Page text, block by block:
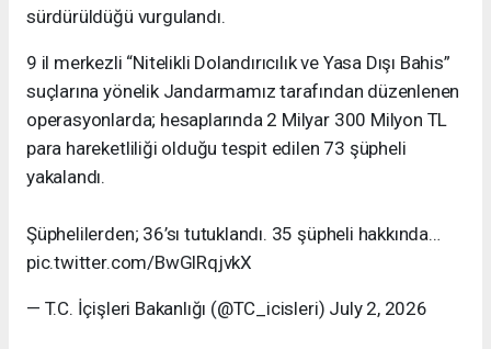
sürdürüldüğü vurgulandı.
9 il merkezli “Nitelikli Dolandırıcılık ve Yasa Dışı Bahis”
suçlarına yönelik Jandarmamız tarafından düzenlenen
operasyonlarda; hesaplarında 2 Milyar 300 Milyon TL
para hareketliliği olduğu tespit edilen 73 şüpheli
yakalandı.
Şüphelilerden; 36’sı tutuklandı. 35 şüpheli hakkında…
pic.twitter.com/BwGlRqjvkX
— T.C. İçişleri Bakanlığı (@TC_icisleri) July 2, 2026